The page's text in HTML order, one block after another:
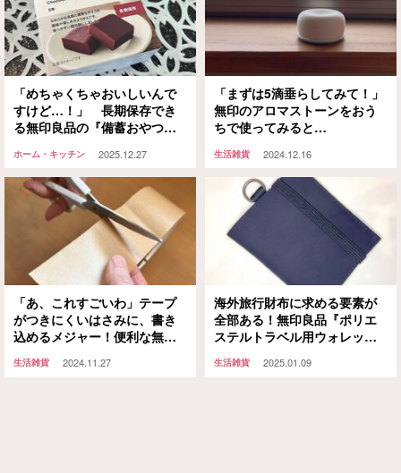
「めちゃくちゃおいしいんで
すけど…！」 長期保存でき
る無印良品の『備蓄おやつ』
ホーム・キッチン 2025.12.27
「まずは5滴垂らしてみて！」
無印のアロマストーンをおう
ちで使ってみると…
生活雑貨 2024.12.16
「あ、これすごいわ」テープ
がつきにくいはさみに、書き
込めるメジャー！便利な無印
生活雑貨 2024.11.27
海外旅行財布に求める要素が
全部ある！無印良品『ポリエ
ステルトラベル用ウォレッ
生活雑貨 2025.01.09